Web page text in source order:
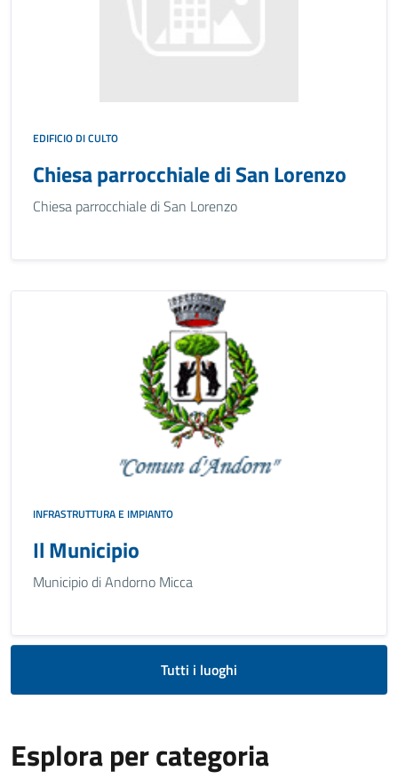
EDIFICIO DI CULTO
Chiesa parrocchiale di San Lorenzo
Chiesa parrocchiale di San Lorenzo
INFRASTRUTTURA E IMPIANTO
Il Municipio
Municipio di Andorno Micca
Tutti i luoghi
Esplora per categoria